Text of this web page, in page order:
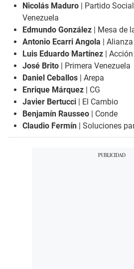
Nicolás Maduro | Partido
Venezuela
Edmundo González | Mesa de
Antonio Ecarri Angola |
Luis Eduardo Martínez |
José Brito | Primera Venezuela
Daniel Ceballos | Arepa
Enrique Márquez | CG
Javier Bertucci | El Cambio
Benjamín Rausseo | Conde
Claudio Fermín | Soluciones